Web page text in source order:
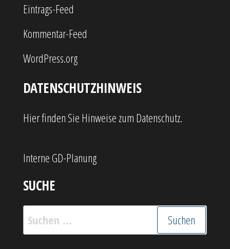
Eintrags-Feed
Kommentar-Feed
WordPress.org
DATENSCHUTZHINWEIS
Hier finden Sie Hinweise zum Datenschutz.
Interne GD-Planung
SUCHE
Suchen
nach: